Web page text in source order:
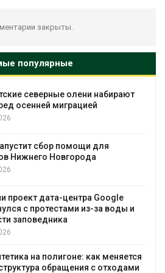
закрыты.
популярные
северные олени набирают
осенней миграцией
сбор помощи для
Нижнего Новгорода
проект дата-центра Google
с протестами из-за воды и
заповедника
на полигоне: как меняется
обращения с отходами